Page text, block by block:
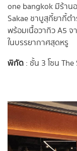
one bangkok มีร้าน
Sakae ชาบูสุกี้ยากี้ต
พร้อมเนื้อวากิว A5
ในบรรยากาศสุดหรู
พิกัด : ชั้น 3 โซน